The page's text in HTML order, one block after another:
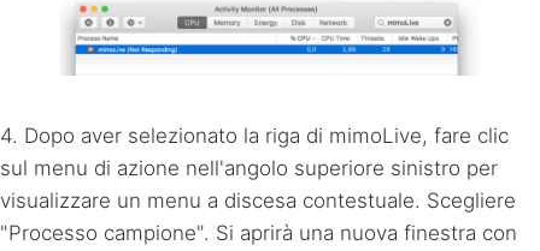
4. Dopo aver selezionato la riga di mimoLive, fare clic
sul menu di azione nell'angolo superiore sinistro per
visualizzare un menu a discesa contestuale. Scegliere
"Processo campione". Si aprirà una nuova finestra con